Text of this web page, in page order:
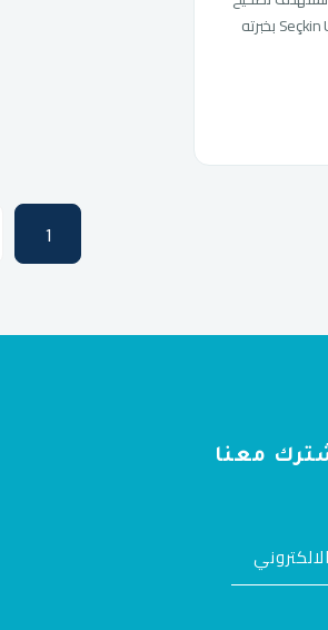
وتحسين مظهر الأنف. يتميز الطبيب Seçkin Ulusoy بخبرته
1
معنا